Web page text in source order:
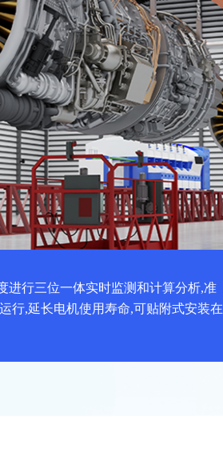
进行三位一体实时监测和计算分析,准
行,延长电机使用寿命,可贴附式安装在